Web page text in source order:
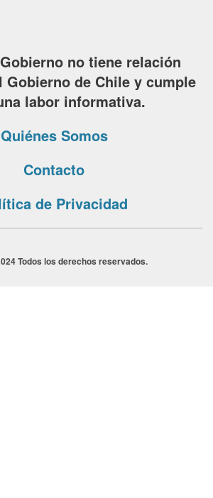
no tiene relación
Gobierno de Chile y cumple
labor informativa.
Quiénes Somos
Contacto
de Privacidad
Todos los derechos reservados.